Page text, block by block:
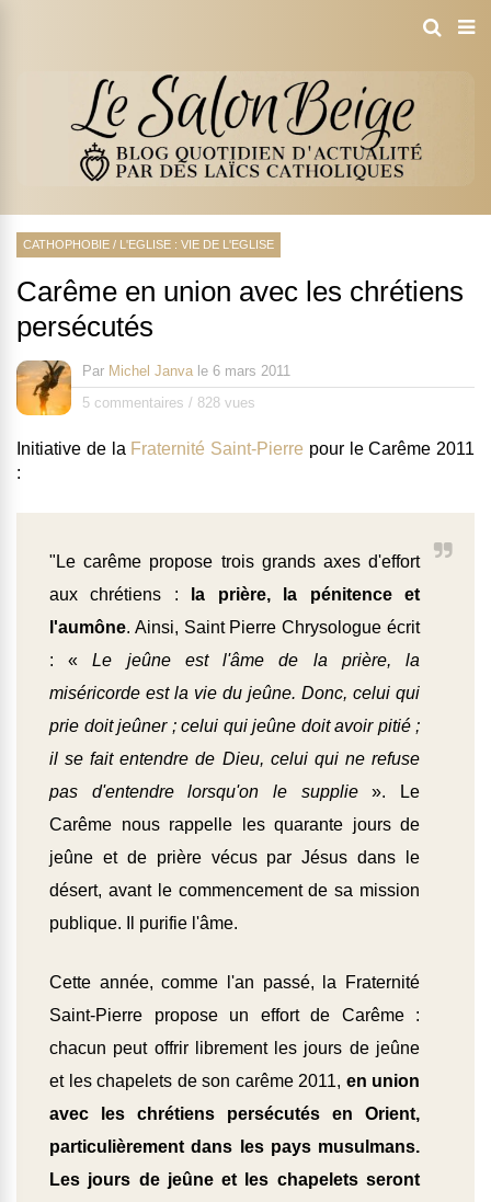
CATHOPHOBIE / L'EGLISE : VIE DE L'EGLISE
Carême en union avec les chrétiens
persécutés
Par Michel Janva le 6 mars 2011
5 commentaires / 828 vues
Initiative de la Fraternité Saint-Pierre pour le Carême 2011
:
"Le carême propose trois grands axes d'effort
aux chrétiens :
la prière, la pénitence et
l'aumône. Ainsi, Saint Pierre Chrysologue écrit
: «Le jeûne est l'âme de la prière, la
miséricorde est la vie du jeûne. Donc, celui qui
prie doit jeûner ; celui qui jeûne doit avoir pitié ;
il se fait entendre de Dieu, celui qui ne refuse
pas d'entendre lorsqu'on le supplie». Le
Carême nous rappelle les quarante jours de
jeûne et de prière vécus par Jésus dans le
désert, avant le commencement de sa mission
publique. Il purifie l'âme.
Cette année, comme l'an passé, la Fraternité
Saint-Pierre propose un effort de Carême :
chacun peut offrir librement les jours de jeûne
et les chapelets de son carême 2011, en union
avec les chrétiens persécutés en Orient,
particulièrement dans les pays musulmans.
Les jours de jeûne et les chapelets seront